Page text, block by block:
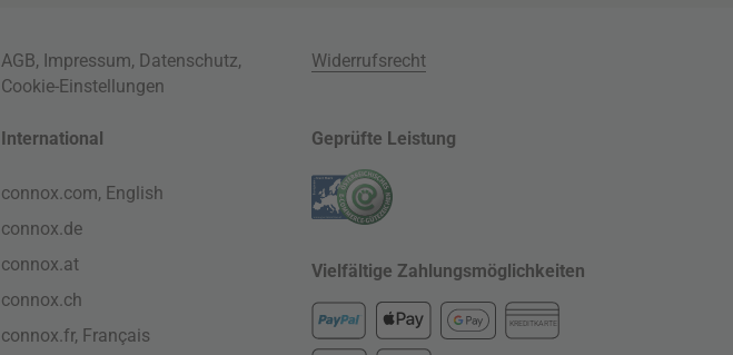
AGB, Impressum, Datenschutz,
Cookie-Einstellungen
Widerrufsrecht
International
connox.com, English
connox.de
connox.at
connox.ch
connox.fr, Français
Geprüfte Leistung
Vielfältige Zahlungsmöglichkeiten
KREDITKARTE